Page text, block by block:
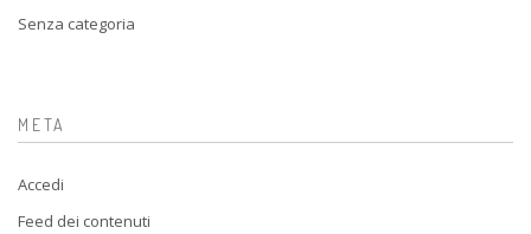
Senza categoria
META
Accedi
Feed dei contenuti